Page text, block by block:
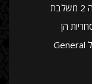
לדוגמה בקרת שיוט אדפטיבית פשוטה. רמה 2 משלבת
הן
Autopilot של Tesla ו-Super Cruise של General